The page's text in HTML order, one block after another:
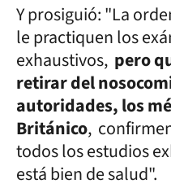
Y prosiguió: "La
le practiquen los
exhaustivos, pero
retirar del
autoridades, los
Británico,
todos los estudios
está bien de salud".